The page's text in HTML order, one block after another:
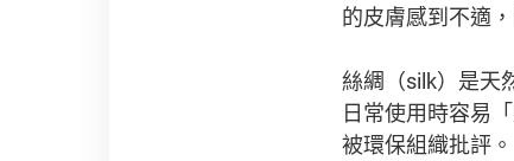
的皮膚感到不適
絲綢（silk）是天
日常使用時容易
被環保組織批評。